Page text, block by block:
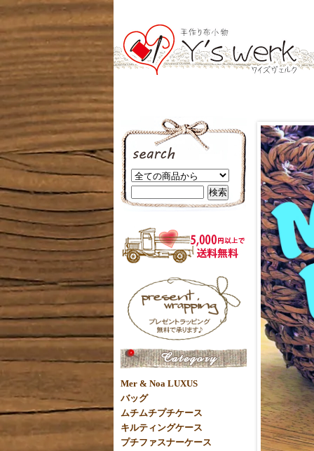
Mer & Noa LUXUS
バッグ
ムチムチプチケース
キルティングケース
プチファスナーケース